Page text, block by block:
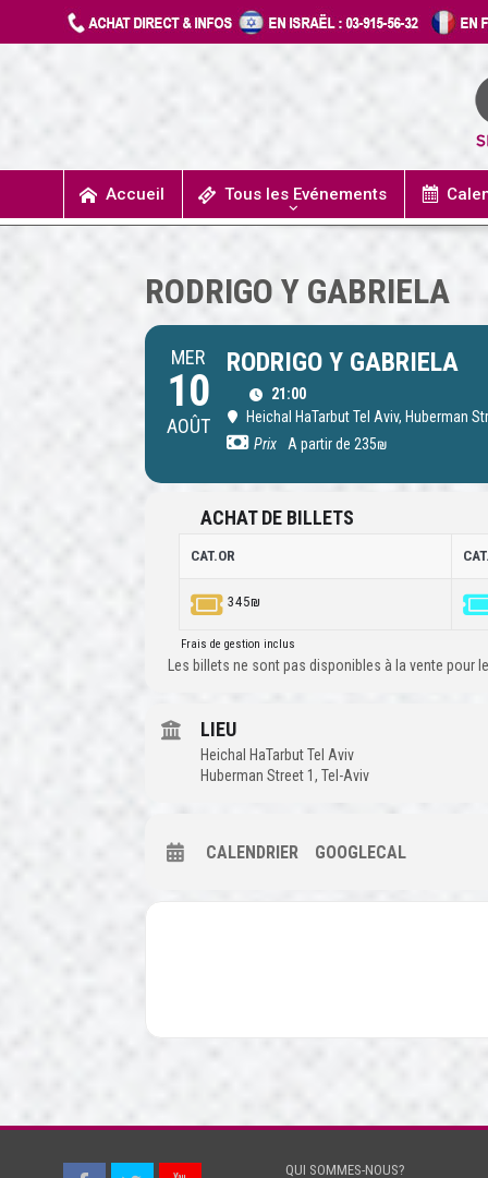
Accueil Tous les Evénements
RODRIGO Y GABRIELA
MER
10
AOÛT
RODRIGO Y GABRIELA
21:00
Heichal HaTarbut Tel Aviv, Huberman
Prix
A partir de 235₪
ACHAT DE BILLETS
CAT.OR
345₪
Frais de gestion inclus
Les billets ne sont pas disponibles à la vente pour
LIEU
Heichal HaTarbut Tel Aviv
Huberman Street 1, Tel-Aviv
CALENDRIER GOOGLECAL
QUI SOMMES-NOUS?